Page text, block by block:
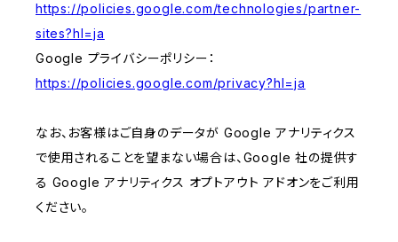
https://policies.google.com/technologies/partner-
sites?hl=ja
Google プライバシーポリシー：
https://policies.google.com/privacy?hl=ja
なお、お客様はご自身のデータが Google アナリティクス
で使用されることを望まない場合は、Google 社の提供す
る Google アナリティクス オプトアウト アドオンをご利用
ください。